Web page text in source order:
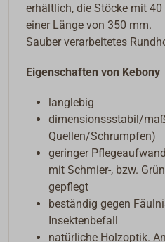
erhältlich, die Stöcke mit
einer Länge von 350 mm.
Sauber verarbeitetes
Eigenschaften von Kebony
langlebig
dimensionssstabil/
Quellen/Schrumpfen)
geringer
mit Schmier-, bzw.
gepflegt
beständig gegen
Insektenbefall
natürliche Holzoptik.